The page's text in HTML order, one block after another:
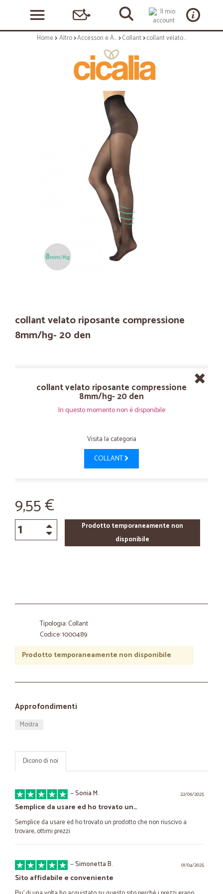
Home Altro Accessori e Abbigliamento Collant collant velato riposante compressione 8mm/hg- 20 den
collant velato riposante compressione
8mm/hg- 20 den
collant velato riposante compressione
8mm/hg- 20 den
In questo momento non è disponibile
Visita la categoria
COLLANT
9,55 €
Prodotto temporaneamente non
disponibile
Tipologia: Collant
Codice: 1000489
Prodotto temporaneamente non disponibile
Approfondimenti
Mostra
Dicono di noi
22/06/2025
—Sonia M.
Semplice da usare ed ho trovato un…
Semplice da usare ed ho trovato un prodotto che non riuscivo a
trovare, ottimi prezzi
01/04/2025
—Simonetta B.
Sito affidabile e conveniente